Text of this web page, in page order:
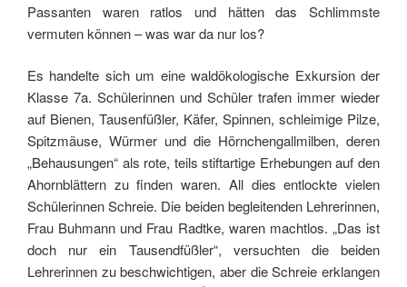
Passanten waren ratlos und hätten das Schlimmste
vermuten können – was war da nur los?
Es handelte sich um eine waldökologische Exkursion der
Klasse 7a. Schülerinnen und Schüler trafen immer wieder
auf Bienen, Tausenfüßler, Käfer, Spinnen, schleimige Pilze,
Spitzmäuse, Würmer und die Hörnchengallmilben, deren
„Behausungen“ als rote, teils stiftartige Erhebungen auf den
Ahornblättern zu finden waren. All dies entlockte vielen
Schülerinnen Schreie. Die beiden begleitenden Lehrerinnen,
Frau Buhmann und Frau Radtke, waren machtlos. „Das ist
doch nur ein Tausendfüßler“, versuchten die beiden
Lehrerinnen zu beschwichtigen, aber die Schreie erklangen